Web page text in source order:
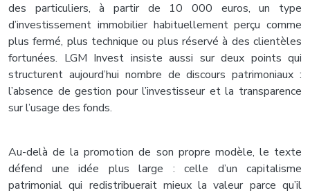
des particuliers, à partir de 10 000 euros, un type
d’investissement immobilier habituellement perçu comme
plus fermé, plus technique ou plus réservé à des clientèles
fortunées. LGM Invest insiste aussi sur deux points qui
structurent aujourd’hui nombre de discours patrimoniaux :
l’absence de gestion pour l’investisseur et la transparence
sur l’usage des fonds.
Au-delà de la promotion de son propre modèle, le texte
défend une idée plus large : celle d’un capitalisme
patrimonial qui redistribuerait mieux la valeur parce qu’il